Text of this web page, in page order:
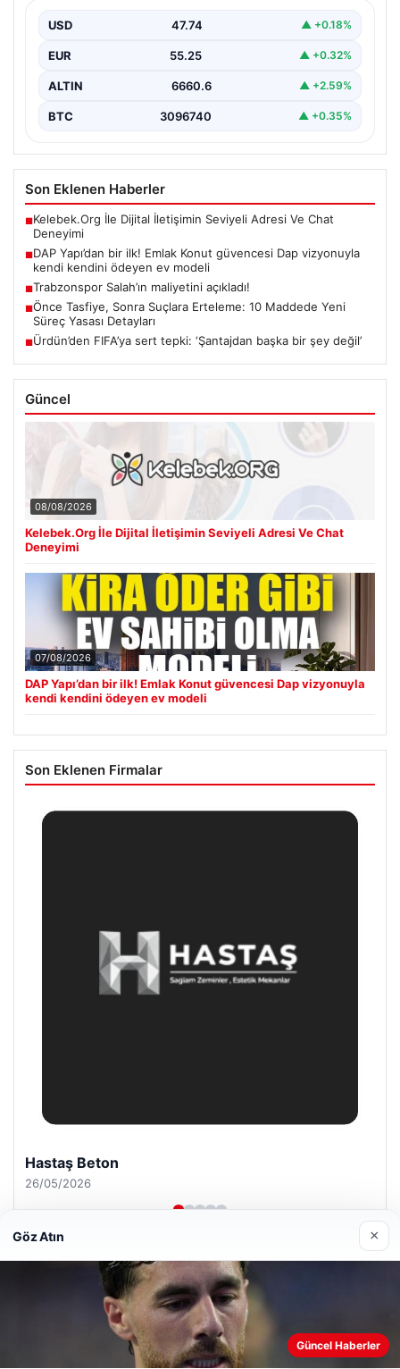
USD 47.74 ▲ +0.18%
EUR 55.25 ▲ +0.32%
ALTIN 6660.6 ▲ +2.59%
BTC 3096740 ▲ +0.35%
Son Eklenen Haberler
■Kelebek.Org İle Dijital İletişimin Seviyeli Adresi Ve Chat
Deneyimi
■DAP Yapı’dan bir ilk! Emlak Konut güvencesi Dap vizyonuyla
kendi kendini ödeyen ev modeli
■Trabzonspor Salah’ın maliyetini açıkladı!
■Önce Tasfiye, Sonra Suçlara Erteleme: 10 Maddede Yeni
Süreç Yasası Detayları
■Ürdün’den FIFA’ya sert tepki: ‘Şantajdan başka bir şey değil’
Güncel
08/08/2026
Kelebek.Org İle Dijital İletişimin Seviyeli Adresi Ve Chat
Deneyimi
07/08/2026
DAP Yapı’dan bir ilk! Emlak Konut güvencesi Dap vizyonuyla
kendi kendini ödeyen ev modeli
Son Eklenen Firmalar
Enes Kaplan Avukatlık Bürosu
28/04/2026
© 2026 Haber Sayfa – Güncel Haberler
Web sitemizi nasıl kullandığınızı daha iyi anlayabilmek,
deneyiminizi kişiselleştirmek ve geliştirmek amacıyla çerezler
Göz Atın ×
Güncel Haberler
malta work and study|lemagrup.com.tr